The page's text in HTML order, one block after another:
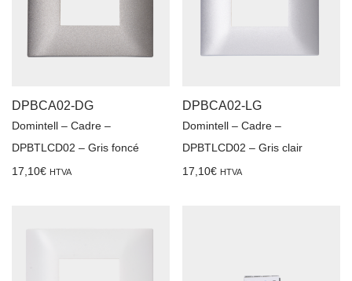
DPBCA02-DG
Domintell – Cadre –
DPBTLCD02 – Gris foncé
17,10€ HTVA
DPBCA02-LG
Domintell – Cadre –
DPBTLCD02 – Gris clair
17,10€ HTVA